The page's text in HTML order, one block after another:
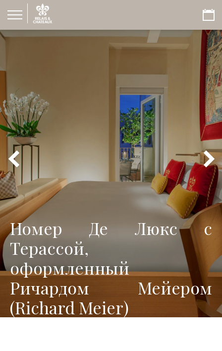
Номер Де Люкс с
Терассой,
оформленный
Ричардом Мейером
(Richard Meier)